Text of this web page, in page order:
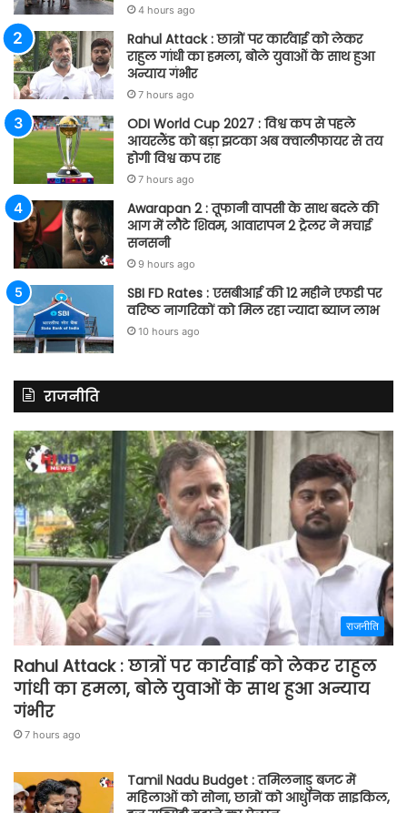
4 hours ago
Rahul Attack : छात्रों पर कार्रवाई को लेकर
राहुल गांधी का हमला, बोले युवाओं के साथ हुआ
अन्याय गंभीर
7 hours ago
ODI World Cup 2027 : विश्व कप से पहले
आयरलैंड को बड़ा झटका अब क्वालीफायर से तय
होगी विश्व कप राह
7 hours ago
Awarapan 2 : तूफानी वापसी के साथ बदले की
आग में लौटे शिवम, आवारापन 2 ट्रेलर ने मचाई
सनसनी
9 hours ago
SBI FD Rates : एसबीआई की 12 महीने एफडी पर
वरिष्ठ नागरिकों को मिल रहा ज्यादा ब्याज लाभ
10 hours ago
राजनीति
राजनीति
Rahul Attack : छात्रों पर कार्रवाई को लेकर राहुल
गांधी का हमला, बोले युवाओं के साथ हुआ अन्याय
गंभीर
7 hours ago
Tamil Nadu Budget : तमिलनाडु बजट में
महिलाओं को सोना, छात्रों को आधुनिक साइकिल,